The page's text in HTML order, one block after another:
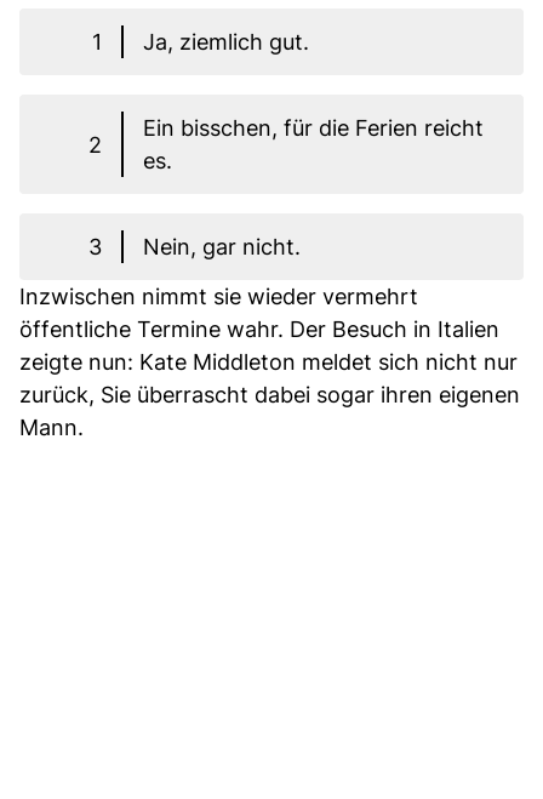
1 Ja, ziemlich gut.
2
Ein bisschen, für die Ferien reicht
es.
3
Nein, gar nicht.
Inzwischen nimmt sie wieder vermehrt
öffentliche Termine wahr. Der Besuch in Italien
zeigte nun: Kate Middleton meldet sich nicht nur
zurück, Sie überrascht dabei sogar ihren eigenen
Mann.